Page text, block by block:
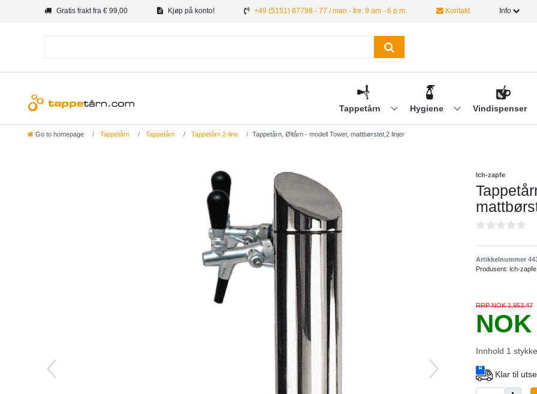
Gratis frakt fra € 99,00 Kjøp på konto! +49 (5151) 87798 - 77 / man - fre: 9 am - 6 p.m. Kontakt Info
Tappetårn Hygiene Vindispenser
Go to homepage Tappetårn Tappetårn Tappetårn 2-line Tappetårn, Øltårn - modell Tower, mattbørstet,2 linjer
Ich-zapfe
Artikkelnummer
Produsent: ich-zapfe
RRP NOK 1,953.47
Innhold 1 stykke
Klar til